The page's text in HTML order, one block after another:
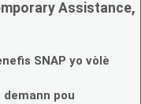
Assistance,
SNAP yo vòlè
pou